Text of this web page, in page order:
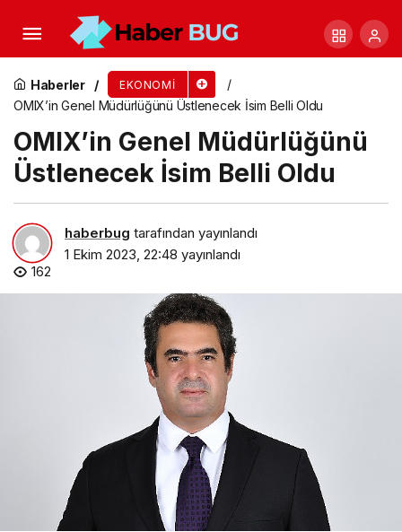
Haberler EKONOMI
OMIX’in Genel Müdürlüğünü Üstlenecek İsim Belli Oldu
OMIX’in Genel Müdürlüğünü
Üstlenecek İsim Belli Oldu
haberbug tarafından yayınlandı
1 Ekim 2023, 22:48 yayınlandı
162
Kia Türkiye’nin Yeni Pazarlama Müdürü Baran
Koldaş Oldu